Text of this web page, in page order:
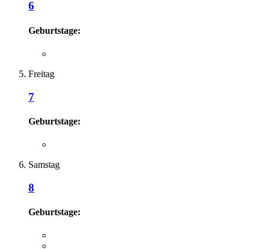
6
Geburtstage:
Freitag
7
Geburtstage:
Samstag
8
Geburtstage: